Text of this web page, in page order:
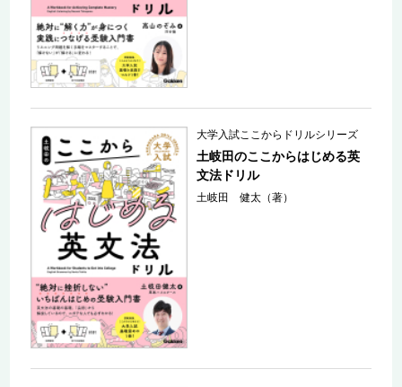
大学入試ここからドリルシリーズ
土岐田のここからはじめる英
文法ドリル
土岐田 健太（著）